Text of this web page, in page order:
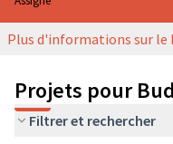
Plus d'informations sur le
Projets pour
Filtrer et rechercher